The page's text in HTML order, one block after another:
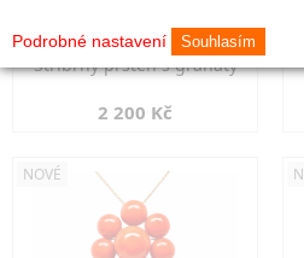
Stříbrný prsten s granáty
2 200 Kč
NOVÉ
Podrobné nastavení Souhlasím